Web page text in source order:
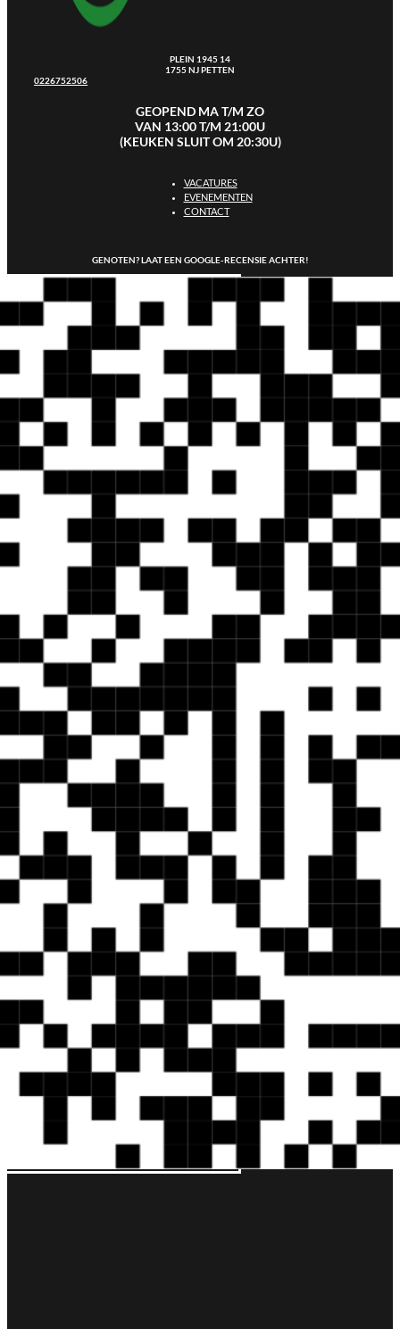
PLEIN 1945 14
1755 NJ PETTEN
0226752506
GEOPEND MA T/M ZO
VAN 13:00 T/M 21:00U
(KEUKEN SLUIT OM 20:30U)
VACATURES
EVENEMENTEN
CONTACT
GENOTEN? LAAT EEN GOOGLE-RECENSIE ACHTER!